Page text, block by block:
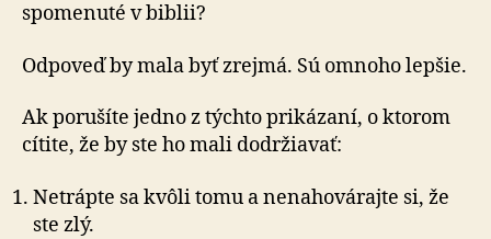
spomenuté v biblii?
Odpoveď by mala byť zrejmá. Sú omnoho lepšie.
Ak porušíte jedno z týchto prikázaní, o ktorom
cítite, že by ste ho mali dodržiavať:
Netrápte sa kvôli tomu a nenahovárajte si, že
ste zlý.